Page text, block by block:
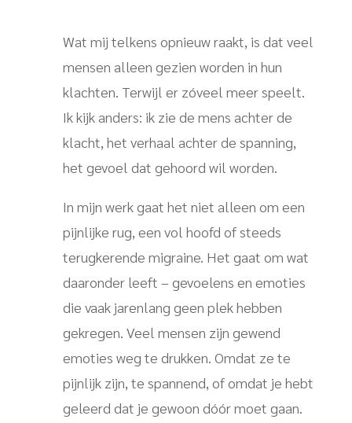
Wat mij telkens opnieuw raakt, is dat veel
mensen alleen gezien worden in hun
klachten. Terwijl er zóveel meer speelt.
Ik kijk anders: ik zie de mens achter de
klacht, het verhaal achter de spanning,
het gevoel dat gehoord wil worden.
In mijn werk gaat het niet alleen om een
pijnlijke rug, een vol hoofd of steeds
terugkerende migraine. Het gaat om wat
daaronder leeft – gevoelens en emoties
die vaak jarenlang geen plek hebben
gekregen. Veel mensen zijn gewend
emoties weg te drukken. Omdat ze te
pijnlijk zijn, te spannend, of omdat je hebt
geleerd dat je gewoon dóór moet gaan.